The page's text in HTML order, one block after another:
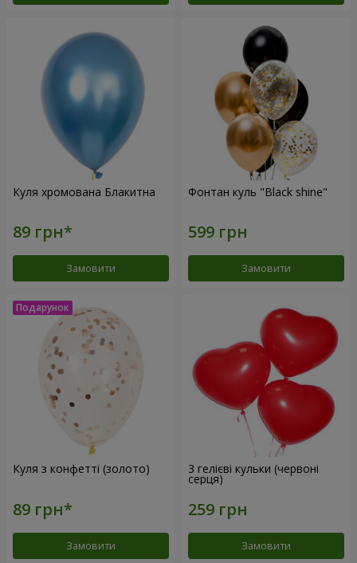
Куля хромована Блакитна
Замовити
Фонтан куль "Black shine"
Замовити
Куля з конфетті (золото)
Замовити
3 гелієві кульки (червоні
серця)
Замовити